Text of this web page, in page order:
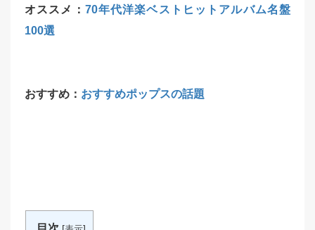
オススメ： 70年代洋楽ベストヒットアルバム名盤
100選
おすすめ： おすすめポップスの話題